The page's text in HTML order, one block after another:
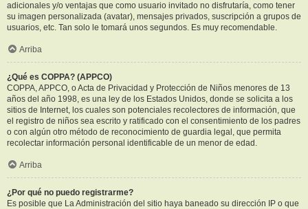
adicionales y/o ventajas que como usuario invitado no disfrutaría, como tener
su imagen personalizada (avatar), mensajes privados, suscripción a grupos de
usuarios, etc. Tan solo le tomará unos segundos. Es muy recomendable.
Arriba
¿Qué es COPPA? (APPCO)
COPPA, APPCO, o Acta de Privacidad y Protección de Niños menores de 13
años del año 1998, es una ley de los Estados Unidos, donde se solicita a los
sitios de Internet, los cuales son potenciales recolectores de información, que
el registro de niños sea escrito y ratificado con el consentimiento de los padres
o con algún otro método de reconocimiento de guardia legal, que permita
recolectar información personal identificable de un menor de edad.
Arriba
¿Por qué no puedo registrarme?
Es posible que La Administración del sitio haya baneado su dirección IP o que